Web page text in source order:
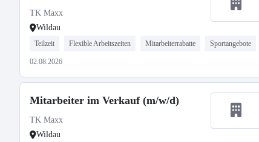
TK Maxx
Wildau
Teilzeit Flexible Arbeitszeiten Mitarbeiterrabatte Sportangebote
02.08.2026
Mitarbeiter im Verkauf (m/w/d)
TK Maxx
Wildau